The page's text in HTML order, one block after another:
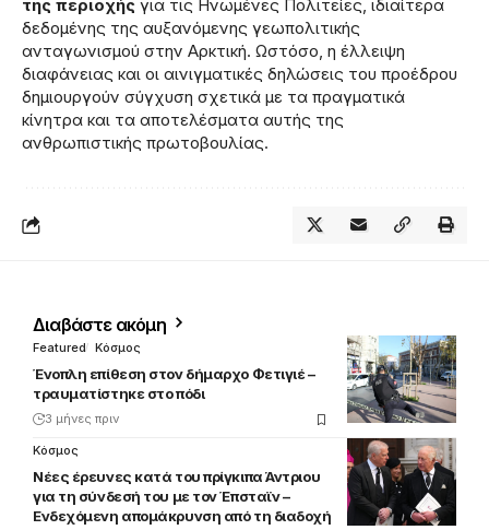
της περιοχής για τις Ηνωμένες Πολιτείες, ιδιαίτερα
δεδομένης της αυξανόμενης γεωπολιτικής
ανταγωνισμού στην Αρκτική. Ωστόσο, η έλλειψη
διαφάνειας και οι αινιγματικές δηλώσεις του προέδρου
δημιουργούν σύγχυση σχετικά με τα πραγματικά
κίνητρα και τα αποτελέσματα αυτής της
ανθρωπιστικής πρωτοβουλίας.
Διαβάστε ακόμη
Featured Κόσμος
Ένοπλη επίθεση στον δήμαρχο Φετιγιέ –
τραυματίστηκε στο πόδι
3 μήνες πριν
Κόσμος
Νέες έρευνες κατά του πρίγκιπα Άντριου
για τη σύνδεσή του με τον Έπσταϊν –
Ενδεχόμενη απομάκρυνση από τη διαδοχή